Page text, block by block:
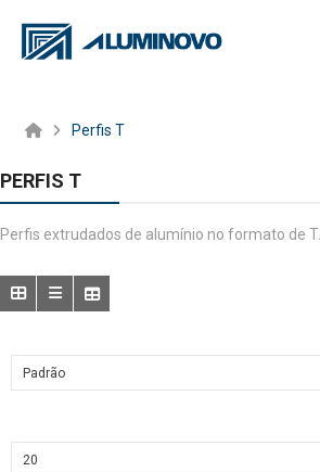
Perfis T
PERFIS T
Perfis extrudados de alumínio no formato de T.